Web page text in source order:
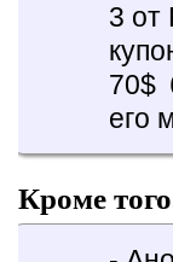
3 от
70$
его
Кроме